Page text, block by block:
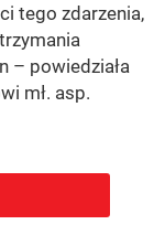
tego zdarzenia,
– powiedziała
mł. asp.